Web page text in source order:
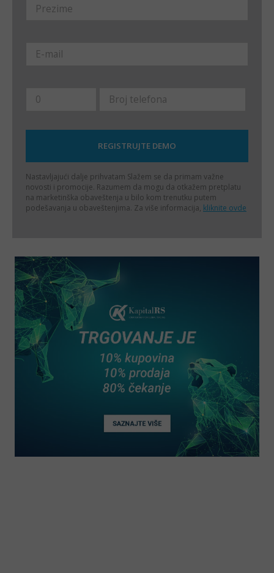
Nastavljajući dalje prihvatam Slažem se da primam važne
novosti i promocije. Razumem da mogu da otkažem pretplatu
na marketinška obaveštenja u bilo kom trenutku putem
podešavanja u obaveštenjima. Za više informacija, kliknite ovde